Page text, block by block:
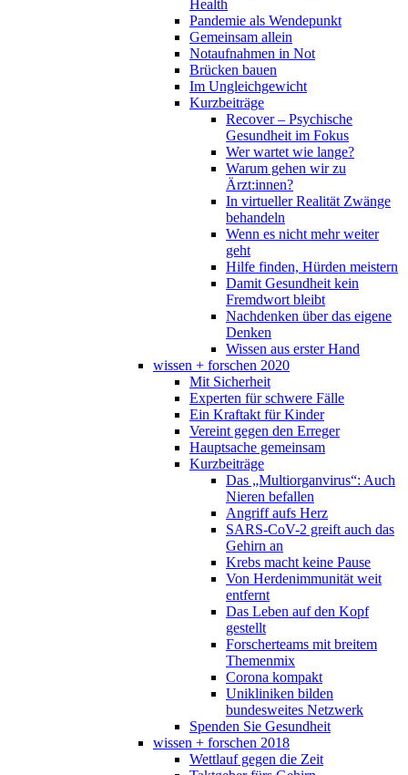
Health
Pandemie als Wendepunkt
Gemeinsam allein
Notaufnahmen in Not
Brücken bauen
Im Ungleichgewicht
Kurzbeiträge
Recover – Psychische
Gesundheit im Fokus
Wer wartet wie lange?
Warum gehen wir zu
Ärzt:innen?
In virtueller Realität Zwänge
behandeln
Wenn es nicht mehr weiter
geht
Hilfe finden, Hürden meistern
Damit Gesundheit kein
Fremdwort bleibt
Nachdenken über das eigene
Denken
Wissen aus erster Hand
wissen + forschen 2020
Mit Sicherheit
Experten für schwere Fälle
Ein Kraftakt für Kinder
Vereint gegen den Erreger
Hauptsache gemeinsam
Kurzbeiträge
Das „Multiorganvirus“: Auch
Nieren befallen
Angriff aufs Herz
SARS-CoV-2 greift auch das
Gehirn an
Krebs macht keine Pause
Von Herdenimmunität weit
entfernt
Das Leben auf den Kopf
gestellt
Forscherteams mit breitem
Themenmix
Corona kompakt
Unikliniken bilden
bundesweites Netzwerk
Spenden Sie Gesundheit
wissen + forschen 2018
Wettlauf gegen die Zeit